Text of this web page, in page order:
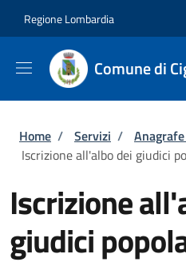
Regione Lombardia
Comune di
Briciole di pane
Home / Servizi /
Iscrizione all'albo dei giudici
Iscrizione
giudici